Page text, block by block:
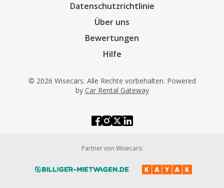
Datenschutzrichtlinie
Über uns
Bewertungen
Hilfe
© 2026 Wisecars. Alle Rechte vorbehalten. Powered
by Car Rental Gateway
Partner von Wisecars: